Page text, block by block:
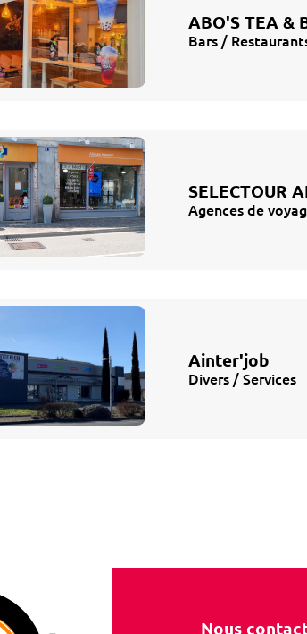
ABO'S TEA &
Bars /
SELECTOUR
Agences de
Ainter'job
Divers / Services
Nous